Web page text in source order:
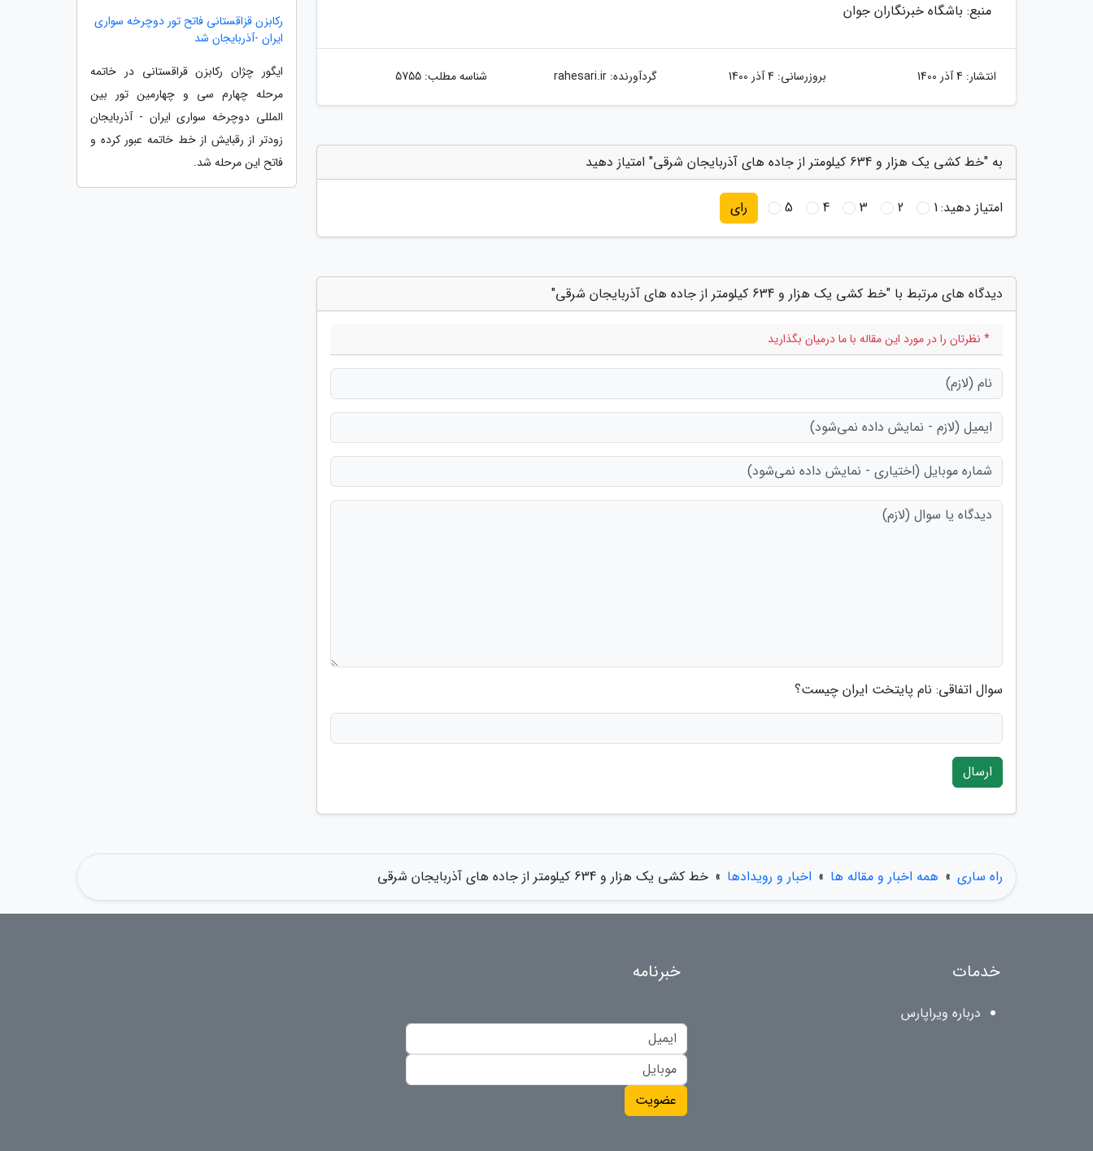
منبع: باشگاه خبرنگاران جوان
انتشار: 4 آذر 1400 بروزرسانی: 4 آذر 1400 گردآورنده:rahesari.ir شناسه مطلب: 5755
به "خط کشی یک هزار و 634 کیلومتر از جاده های آذربایجان شرقی" امتیاز دهید
امتیاز دهید:1
2
3
4
5 رای
دیدگاه های مرتبط با "خط کشی یک هزار و 634 کیلومتر از جاده های آذربایجان شرقی"
* نظرتان را در مورد این مقاله با ما درمیان بگذارید
سوال اتفاقی: نام پایتخت ایران چیست؟
ارسال
رکابزن قزاقستانی فاتح تور دوچرخه سواری
ایران -آذربایجان شد
ایگور چژان رکابزن قراقستانی در خاتمه
مرحله چهارم سی و چهارمین تور بین
المللی دوچرخه سواری ایران - آذربایجان
زودتر از رقبایش از خط خاتمه عبور کرده و
فاتح این مرحله شد.
راه ساری » همه اخبار و مقاله ها » اخبار و رویدادها » خط کشی یک هزار و 634 کیلومتر از جاده های آذربایجان شرقی
خدمات
درباره ویراپارس
خبرنامه
عضویت